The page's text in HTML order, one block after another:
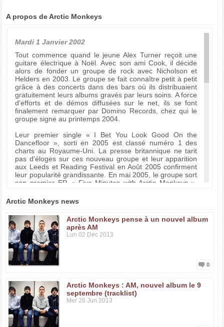
A propos de Arctic Monkeys
Mardi 1 Janvier 2002
Tout commence quand le jeune Alex Turner reçoit une
guitare électrique à Noël. Avec son ami Cook, il décide
alors de fonder un groupe de rock avec Nicholson et
Helders en 2003. Le groupe se fait connaître petit à petit
grâce à des concerts dans des bars où ils distribuaient
gratuitement leurs albums gravés par leurs soins. A force
d'efforts et de démos diffusées sur le net, ils se font
finalement remarquer par Domino Records, chez qui le
groupe signe au printemps 2004.
Leur premier single « I Bet You Look Good On the
Dancefloor », sorti en 2005 est classé numéro 1 des
charts au Royaume-Uni. La presse britannique ne tarit
pas d'éloges sur ces nouveau groupe et leur apparition
aux Leeds et Reading Festival en Août 2005 confirment
leur popularité grandissante. En mai 2005, le groupe sort
son premier EP, « Five Minutes with Arctic Monkeys »,
téléchargement.
C’est en janvier 2006 que sort leur premier opus,
“Whatever People Say I Am, That's What I'm Not”. Le
groupe fait un carton : Arctic Monkeys entre dans
l'histoire de la musique anglaise en devenant les
meilleurs vendeurs pour un premier disque. 363 735 de
leur disque se sont vendus dès la première semaine soit
plus que les Beatles qui détenaient le précédent record !
Etats Unis. La pression pendant la tournée américaine
est énorme et le bassiste Andy Nicholson décide de
quitter le groupe avant la tournée européenne. C'est
actuellement Nick O'Malley, un ami de longue date, qui
l’a remplacé.
Arctic Monkeys news
Arctic Monkeys pense à un nouvel album
après AM
Lun 02 Dec 2013
0
Arctic Monkeys : AM, nouvel album le 9
septembre (tracklist)
Mer 26 Jun 2013